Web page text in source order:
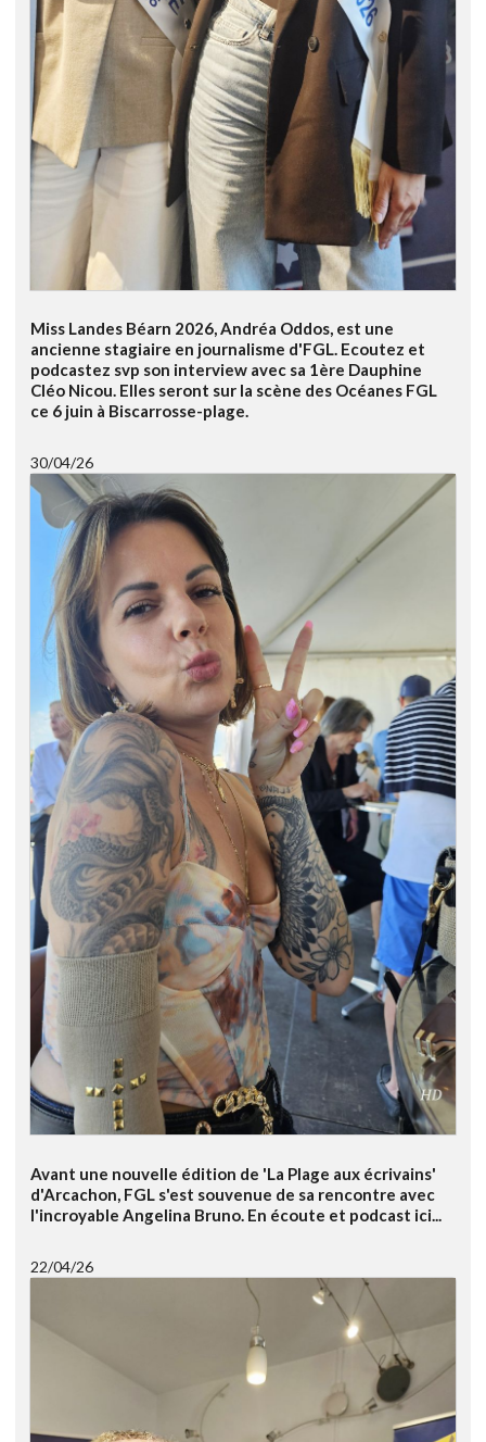
Miss Landes Béarn 2026, Andréa Oddos, est une
ancienne stagiaire en journalisme d'FGL. Ecoutez et
podcastez svp son interview avec sa 1ère Dauphine
Cléo Nicou. Elles seront sur la scène des Océanes FGL
ce 6 juin à Biscarrosse-plage.
30/04/26
Avant une nouvelle édition de 'La Plage aux écrivains'
d'Arcachon, FGL s'est souvenue de sa rencontre avec
l'incroyable Angelina Bruno. En écoute et podcast ici...
22/04/26